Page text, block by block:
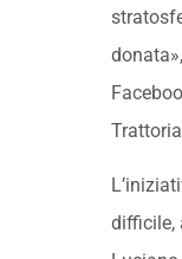
difficile,